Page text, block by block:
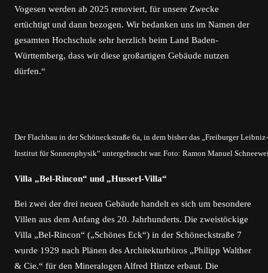
Vogesen werden ab 2025 renoviert, für unsere Zwecke
ertüchtigt und dann bezogen. Wir bedanken uns im Namen der
gesamten Hochschule sehr herzlich beim Land Baden-
Württemberg, dass wir diese großartigen Gebäude nutzen
dürfen.“
Der Flachbau in der Schöneckstraße 6a, in dem bisher das „Freiburger Leibniz-
Institut für Sonnenphysik“ untergebracht war. Foto: Ramon Manuel
Villa „Bel-Rincon“ und „Husserl-Villa“
Bei zwei der drei neuen Gebäude handelt es sich um besondere
Villen aus dem Anfang des 20. Jahrhunderts. Die zweistöckige
Villa „Bel-Rincon“ („Schönes Eck“) in der Schöneckstraße 7
wurde 1929 nach Plänen des Architekturbüros „Philipp Walther
& Cie.“ für den Mineralogen Alfred Hintze erbaut. Die